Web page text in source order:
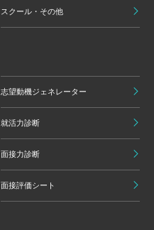
スクール・その他
志望動機ジェネレーター
就活力診断
面接力診断
面接評価シート